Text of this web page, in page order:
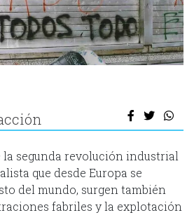
segunda revolución industrial
que desde Europa se
del mundo, surgen también
fabriles y la explotación